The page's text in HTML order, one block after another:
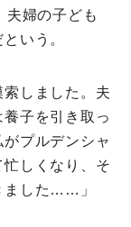
夫婦の子ども
いう。
索しました。夫
子を引き取っ
プルデンシャ
しくなり、そ
ました……」